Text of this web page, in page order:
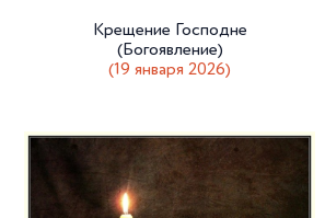
Крещение Господне
(Богоявление)
(19 января 2026)